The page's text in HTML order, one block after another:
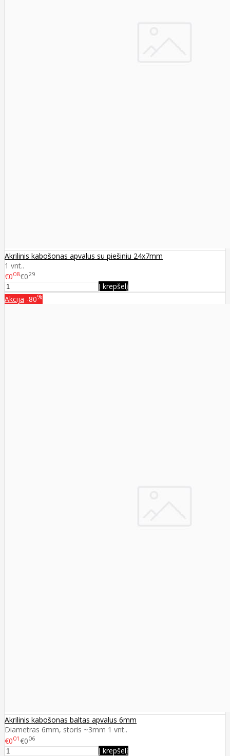
Akrilinis kabošonas apvalus su piešiniu 24x7mm
1 vnt..
€008€029
Į krepšelį
Akcija -80%
Akrilinis kabošonas baltas apvalus 6mm
Diametras 6mm, storis ~3mm 1 vnt..
€001 €006
Į krepšelį